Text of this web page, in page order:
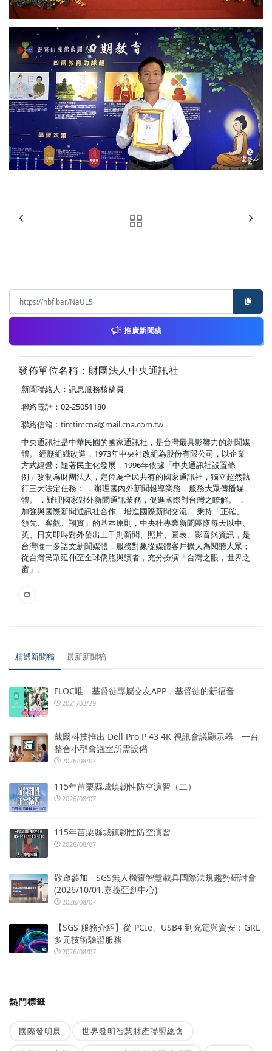
推廣新聞稿
發佈單位名稱：財團法人中央通訊社
新聞聯絡人：訊息服務核稿員
聯絡電話：02-25051180
聯絡信箱： timtimcna@mail.cna.com.tw
中央通訊社是中華民國的國家通訊社，是台灣最具影響力的新聞媒
體。 經歷組織改造，1973年中央社改組為股份有限公司，以企業
方式經營；隨著民主化發展，1996年依據「中央通訊社設置條
例」改制為財團法人，定位為全民共有的國家通訊社，獨立超然執
行三大法定任務： ．辦理國內外新聞報導業務，服務大眾傳播媒
體。 ．辦理國家對外新聞通訊業務，促進國際對台灣之瞭解。 ．
加強與國際新聞通訊社合作，增進國際新聞交流。 秉持「正確、
領先、客觀、翔實」的基本原則，中央社專業新聞團隊每天以中、
英、日文即時對外發出上千則新聞、照片、圖表、影音與資訊，是
台灣唯一多語文新聞媒體，服務對象從媒體客戶擴大為閱聽大眾；
從台灣民眾延伸至全球僑胞與讀者，充分扮演「台灣之眼，世界之
窗」。
精選新聞稿 最新新聞稿
FLOC唯一基督徒專屬交友APP，基督徒的新福音
2021/03/29
戴爾科技推出 Dell Pro P 43 4K 視訊會議顯示器 一台
整合小型會議室所需設備
2026/08/07
115年苗栗縣城鎮韌性防空演習（二）
2026/08/07
115年苗栗縣城鎮韌性防空演習
2026/08/07
敬邀參加 - SGS無人機暨智慧載具國際法規趨勢研討會
(2026/10/01.嘉義亞創中心)
2026/08/07
【SGS 服務介紹】從 PCIe、USB4 到充電與資安：GRL
多元技術驗證服務
2026/08/07
熱門標籤
國際發明展 世界發明智慧財產聯盟總會